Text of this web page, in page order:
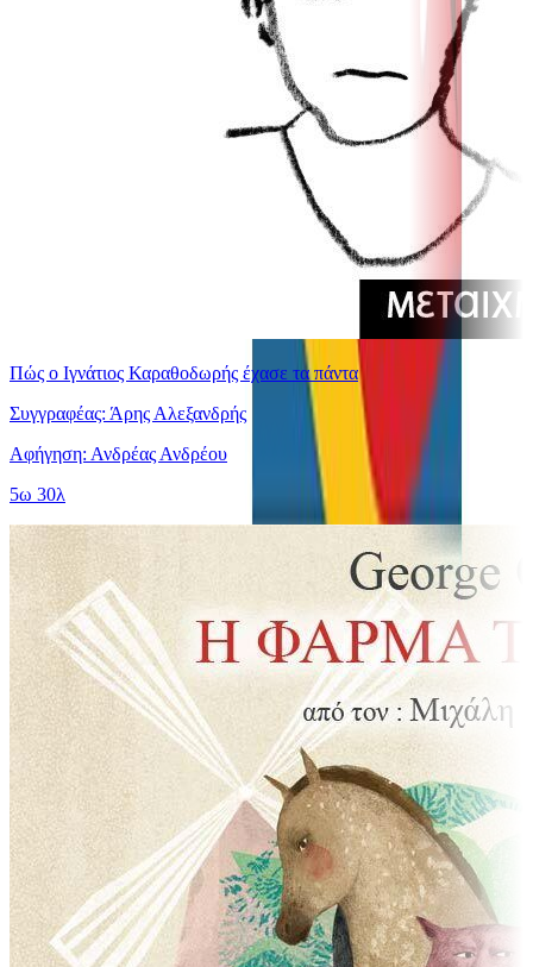
Πώς ο Ιγνάτιος Καραθοδωρής έχασε τα πάντα
Συγγραφέας: Άρης Αλεξανδρής
Αφήγηση: Ανδρέας Ανδρέου
5ω 30λ